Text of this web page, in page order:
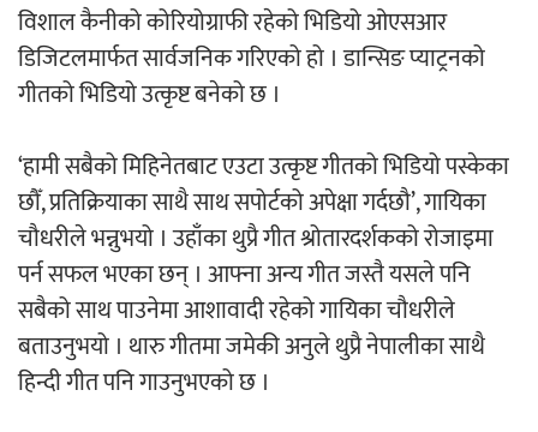
‘आइतबारको अफिस’ को परिचर्चा सम्पन्न
अर्जुन चन्द्रको ‘संवेदनाका प्रतिध्वनि’
मुक्तकसङ्ग्रह लोकार्पण
विशाल कैनीको कोरियोग्राफी रहेको भिडियो ओएसआर
डिजिटलमार्फत सार्वजनिक गरिएको हो । डान्सिङ प्याट्रनको
गीतको भिडियो उत्कृष्ट बनेको छ ।
‘हामी सबैको मिहिनेतबाट एउटा उत्कृष्ट गीतको भिडियो पस्केका
छौँ, प्रतिक्रियाका साथै साथ सपोर्टको अपेक्षा गर्दछौ’, गायिका
चौधरीले भन्नुभयो । उहाँका थुप्रै गीत श्रोतारदर्शकको रोजाइमा
पर्न सफल भएका छन् । आफ्ना अन्य गीत जस्तै यसले पनि
सबैको साथ पाउनेमा आशावादी रहेको गायिका चौधरीले
बताउनुभयो । थारु गीतमा जमेकी अनुले थुप्रै नेपालीका साथै
हिन्दी गीत पनि गाउनुभएको छ ।